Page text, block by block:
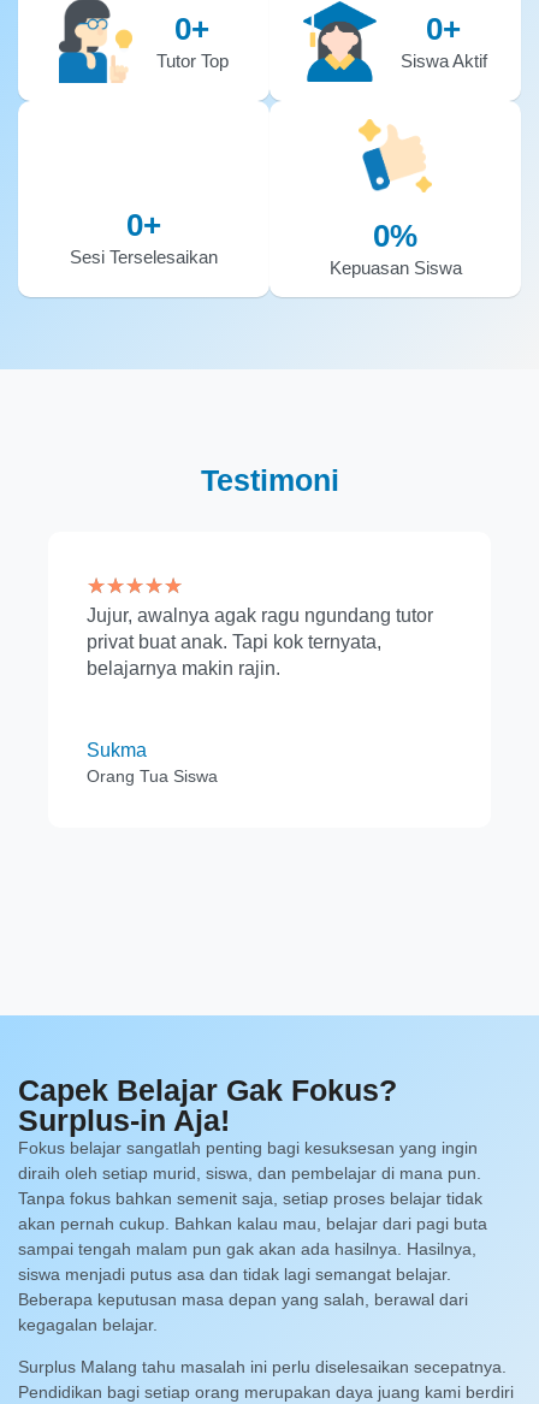
Tutor Top
0+
Siswa Aktif
0+
Sesi Terselesaikan
0+
Kepuasan Siswa
0%
Testimoni
★★★★★
Jujur, awalnya agak ragu ngundang tutor
privat buat anak. Tapi kok ternyata,
belajarnya makin rajin.
Sukma
Orang Tua Siswa
Capek Belajar Gak Fokus?
Surplus-in Aja!
Fokus belajar sangatlah penting bagi kesuksesan yang ingin
diraih oleh setiap murid, siswa, dan pembelajar di mana pun.
Tanpa fokus bahkan semenit saja, setiap proses belajar tidak
akan pernah cukup. Bahkan kalau mau, belajar dari pagi buta
sampai tengah malam pun gak akan ada hasilnya. Hasilnya,
siswa menjadi putus asa dan tidak lagi semangat belajar.
Beberapa keputusan masa depan yang salah, berawal dari
kegagalan belajar.
Surplus Malang tahu masalah ini perlu diselesaikan secepatnya.
Pendidikan bagi setiap orang merupakan daya juang kami berdiri